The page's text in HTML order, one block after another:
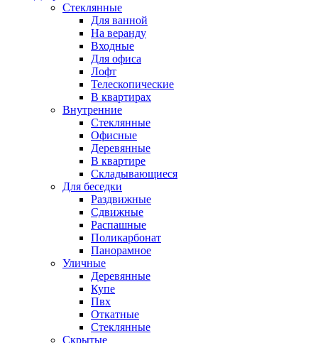
Стеклянные
Для ванной
На веранду
Входные
Для офиса
Лофт
Телескопические
В квартирах
Внутренние
Стеклянные
Офисные
Деревянные
В квартире
Складывающиеся
Для беседки
Раздвижные
Сдвижные
Распашные
Поликарбонат
Панорамное
Уличные
Деревянные
Купе
Пвх
Откатные
Стеклянные
Скрытые